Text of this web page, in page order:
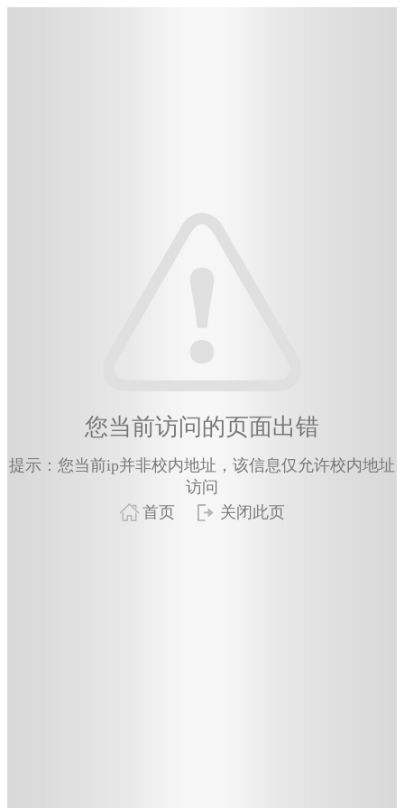
您当前访问的页面出错
提示：您当前ip并非校内地址，该信息仅允许校内地址
访问
首页
关闭此页